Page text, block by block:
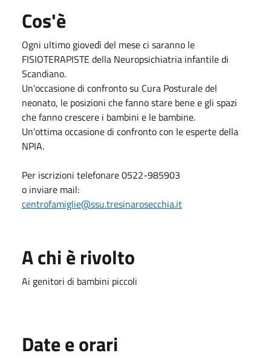
Cos'è
Ogni ultimo giovedì del mese ci saranno le
FISIOTERAPISTE della Neuropsichiatria infantile di
Scandiano.
Un'occasione di confronto su Cura Posturale del
neonato, le posizioni che fanno stare bene e gli spazi
che fanno crescere i bambini e le bambine.
Un'ottima occasione di confronto con le esperte della
NPIA.
Per iscrizioni telefonare 0522-985903
o inviare mail:
centrofamiglie@ssu.tresinarosecchia.it
A chi è rivolto
Ai genitori di bambini piccoli
Date e orari